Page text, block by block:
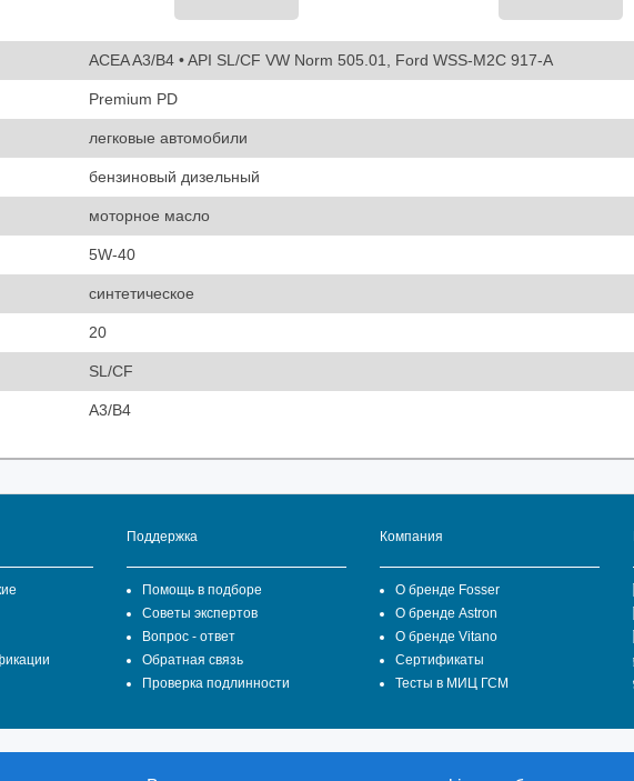
ACEA A3/B4 • API SL/CF VW Norm 505.01, Ford WSS-M2C 917-A
Premium PD
легковые автомобили
бензиновый дизельный
моторное масло
5W-40
синтетическое
20
SL/CF
A3/B4
Поддержка
Помощь в подборе
Советы экспертов
Вопрос - ответ
Обратная связь
Проверка подлинности
Компания
О бренде Fosser
О бренде Astron
О бренде Vitano
Сертификаты
Тесты в МИЦ ГСМ